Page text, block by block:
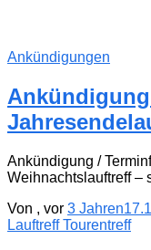
Ankündigungen
Ankündigung /
Weihnachtslauftreff –
Von , vor 3 Jahren
Lauftreff Tourentreff